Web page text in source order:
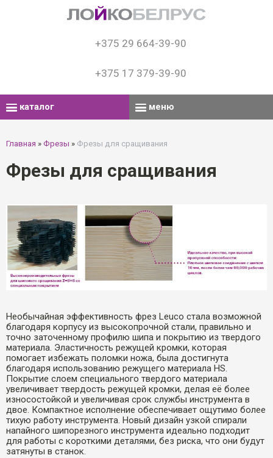
+375 29 664-39-90
+375 17 379-39-90
каталог меню
Главная » Фрезы » Фрезы для сращивания
Фрезы для сращивания
Необычайная эффективность фрез Leuco стала возможной
благодаря корпусу из высокопрочной стали, правильно и
точно заточенному профилю шипа и покрытию из твердого
материала. Эластичность режущей кромки, которая
помогает избежать поломки ножа, была достигнута
благодаря использованию режущего материала HS.
Покрытие слоем специального твердого материала
увеличивает твердость режущей кромки, делая её более
износостойкой и увеличивая срок службы инструмента в
двое. Компактное исполнение обеспечивает ощутимо более
тихую работу инструмента. Новый дизайн узкой спирали
напайного шипорезного инструмента идеально подходит
для работы с короткими деталями, без риска, что они будут
затянуты в станок.